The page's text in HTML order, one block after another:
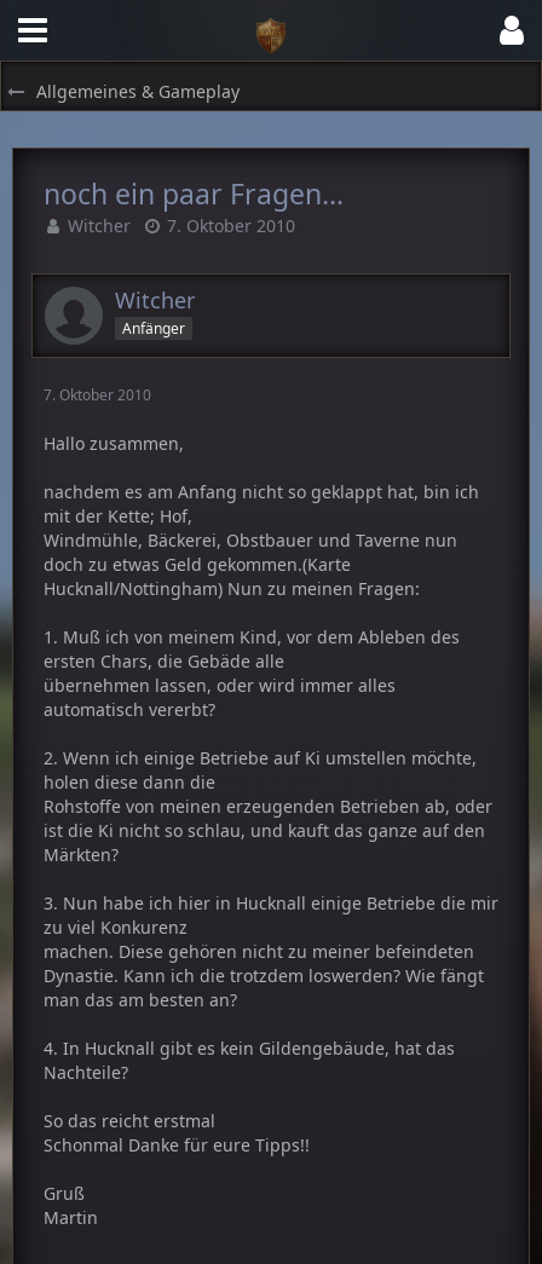
Allgemeines & Gameplay
noch ein paar Fragen...
Witcher 7. Oktober 2010
Witcher
Anfänger
7. Oktober 2010
Hallo zusammen,
nachdem es am Anfang nicht so geklappt hat, bin ich
mit der Kette; Hof,
Windmühle, Bäckerei, Obstbauer und Taverne nun
doch zu etwas Geld gekommen.(Karte
Hucknall/Nottingham) Nun zu meinen Fragen:
1. Muß ich von meinem Kind, vor dem Ableben des
ersten Chars, die Gebäde alle
übernehmen lassen, oder wird immer alles
automatisch vererbt?
2. Wenn ich einige Betriebe auf Ki umstellen möchte,
holen diese dann die
Rohstoffe von meinen erzeugenden Betrieben ab, oder
ist die Ki nicht so schlau, und kauft das ganze auf den
Märkten?
3. Nun habe ich hier in Hucknall einige Betriebe die mir
zu viel Konkurenz
machen. Diese gehören nicht zu meiner befeindeten
Dynastie. Kann ich die trotzdem loswerden? Wie fängt
man das am besten an?
4. In Hucknall gibt es kein Gildengebäude, hat das
Nachteile?
So das reicht erstmal
Schonmal Danke für eure Tipps!!
Gruß
Martin